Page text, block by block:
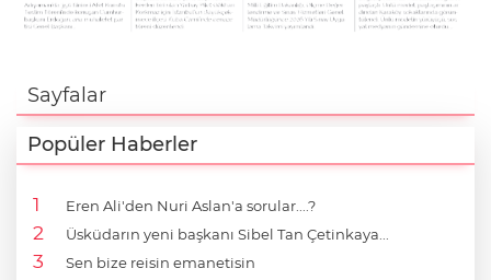
Sayfalar
Popüler Haberler
Eren Ali'den Nuri Aslan'a sorular....?
Üsküdarın yeni başkanı Sibel Tan Çetinkaya...
Sen bize reisin emanetisin